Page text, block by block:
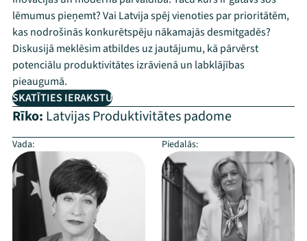
lēmumus pieņemt? Vai Latvija spēj vienoties par prioritātēm,
kas nodrošinās konkurētspēju nākamajās desmitgadēs?
Diskusijā meklēsim atbildes uz jautājumu, kā pārvērst
potenciālu produktivitātes izrāvienā un labklājības
pieaugumā.
SKATĪTIES IERAKSTU
Rīko: Latvijas Produktivitātes padome
Vada: Piedalās: